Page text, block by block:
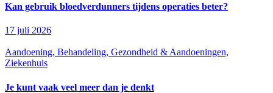
Kan gebruik bloedverdunners tijdens operaties beter?
17 juli 2026
Aandoening, Behandeling, Gezondheid & Aandoeningen,
Ziekenhuis
Je kunt vaak veel meer dan je denkt